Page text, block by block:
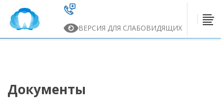
ВЕРСИЯ ДЛЯ СЛАБОВИДЯЩИХ
Документы